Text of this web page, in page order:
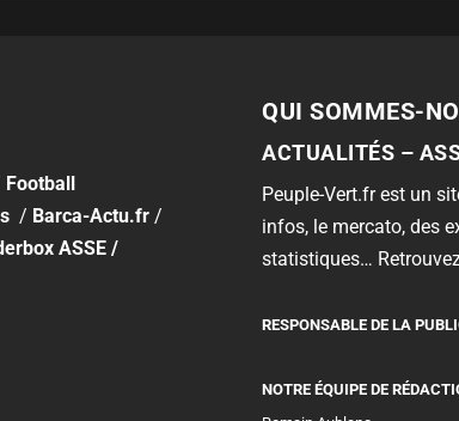
Football
/ Barca-Actu.fr /
ASSE /
QUI SOMMES-
ACTUALITÉS –
Peuple-Vert.fr est un
infos, le mercato, des
statistiques…
RESPONSABLE DE LA
NOTRE ÉQUIPE DE